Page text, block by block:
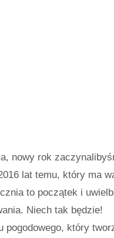
nowy rok
lat temu, który ma
to początek i
Niech tak będzie!
pogodowego, który